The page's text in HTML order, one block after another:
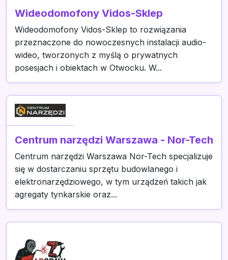
Wideodomofony Vidos-Sklep
Wideodomofony Vidos-Sklep to rozwiązania
przeznaczone do nowoczesnych instalacji audio-
wideo, tworzonych z myślą o prywatnych
posesjach i obiektach w Otwocku. W...
Centrum narzędzi Warszawa - Nor-Tech
Centrum narzędzi Warszawa Nor-Tech specjalizuje
się w dostarczaniu sprzętu budowlanego i
elektronarzędziowego, w tym urządzeń takich jak
agregaty tynkarskie oraz...